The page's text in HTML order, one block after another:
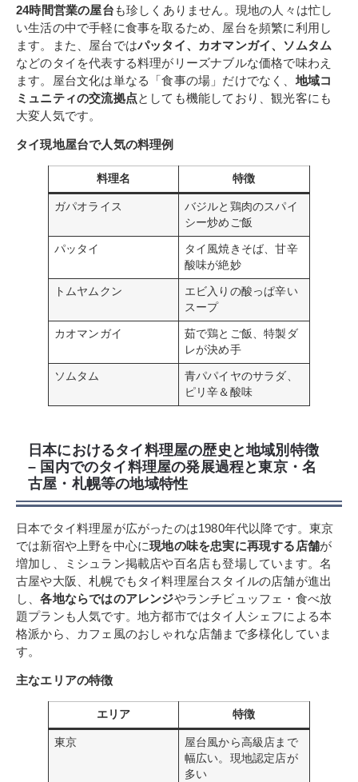
24時間営業の屋台 も珍しくありません。現地の人々は忙し
い生活の中で手軽に食事を取るため、屋台を頻繁に利用し
ます。また、屋台ではパッタイ、カオマンガイ、ソムタム
などのタイを代表する料理がリーズナブルな価格で味わえ
ます。屋台文化は単なる「食事の場」だけでなく、 地域コ
ミュニティの交流拠点としても機能しており、観光客にも
大変人気です。
タイ現地屋台で人気の料理例
料理名 特徴
ガパオライス
バジルと鶏肉のスパイ
シー炒めご飯
パッタイ
タイ風焼きそば、甘辛
酸味が絶妙
トムヤムクン
エビ入りの酸っぱ辛い
スープ
カオマンガイ
茹で鶏とご飯、特製ダ
レが決め手
ソムタム
青パパイヤのサラダ、
ピリ辛＆酸味
日本におけるタイ料理屋の歴史と地域別特徴
– 国内でのタイ料理屋の発展過程と東京・名
古屋・札幌等の地域特性
日本でタイ料理屋が広がったのは1980年代以降です。東京
では新宿や上野を中心に現地の味を忠実に再現する店舗が
増加し、ミシュラン掲載店や百名店も登場しています。名
古屋や大阪、札幌でもタイ料理屋台スタイルの店舗が進出
し、各地ならではのアレンジやランチビュッフェ・食べ放
題プランも人気です。地方都市ではタイ人シェフによる本
格派から、カフェ風のおしゃれな店舗まで多様化していま
す。
主なエリアの特徴
エリア 特徴
東京
屋台風から高級店まで
幅広い。現地認定店が
多い